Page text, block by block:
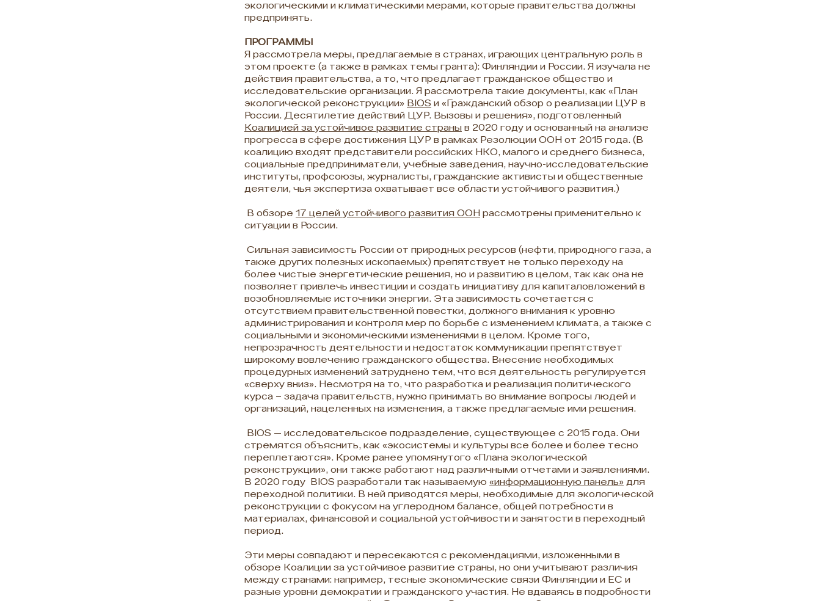
экологическими и климатическими мерами, которые правительства должны
предпринять.
ПРОГРАММЫ
Я рассмотрела меры, предлагаемые в странах, играющих центральную роль в
этом проекте (а также в рамках темы гранта): Финляндии и России. Я изучала не
действия правительства, а то, что предлагает гражданское общество и
исследовательские организации. Я рассмотрела такие документы, как «План
экологической реконструкции» BIOS и «Гражданский обзор о реализации ЦУР в
России. Десятилетие действий ЦУР. Вызовы и решения», подготовленный
Коалицией за устойчивое развитие страны в 2020 году и основанный на анализе
прогресса в сфере достижения ЦУР в рамках Резолюции ООН от 2015 года. (В
коалицию входят представители российских НКО, малого и среднего бизнеса,
социальные предприниматели, учебные заведения, научно-исследовательские
институты, профсоюзы, журналисты, гражданские активисты и общественные
деятели, чья экспертиза охватывает все области устойчивого развития.)
В обзоре 17 целей устойчивого развития ООН рассмотрены применительно к
ситуации в России.
Сильная зависимость России от природных ресурсов (нефти, природного газа, а
также других полезных ископаемых) препятствует не только переходу на
более чистые энергетические решения, но и развитию в целом, так как она не
позволяет привлечь инвестиции и создать инициативу для капиталовложений в
возобновляемые источники энергии. Эта зависимость сочетается с
отсутствием правительственной повестки, должного внимания к уровню
администрирования и контроля мер по борьбе с изменением климата, а также с
социальными и экономическими изменениями в целом. Кроме того,
непрозрачность деятельности и недостаток коммуникации препятствует
широкому вовлечению гражданского общества. Внесение необходимых
процедурных изменений затруднено тем, что вся деятельность регулируется
«сверху вниз». Несмотря на то, что разработка и реализация политического
курса – задача правительств, нужно принимать во внимание вопросы людей и
организаций, нацеленных на изменения, а также предлагаемые ими решения.
BIOS — исследовательское подразделение, существующее с 2015 года. Они
стремятся объяснить, как «экосистемы и культуры все более и более тесно
переплетаются». Кроме ранее упомянутого «Плана экологической
реконструкции», они также работают над различными отчетами и заявлениями.
В 2020 году BIOS разработали так называемую «информационную панель» для
переходной политики. В ней приводятся меры, необходимые для экологической
реконструкции с фокусом на углеродном балансе, общей потребности в
материалах, финансовой и социальной устойчивости и занятости в переходный
период.
Эти меры совпадают и пересекаются с рекомендациями, изложенными в
обзоре Коалиции за устойчивое развитие страны, но они учитывают различия
между странами: например, тесные экономические связи Финляндии и ЕС и
разные уровни демократии и гражданского участия. Не вдаваясь в подробности